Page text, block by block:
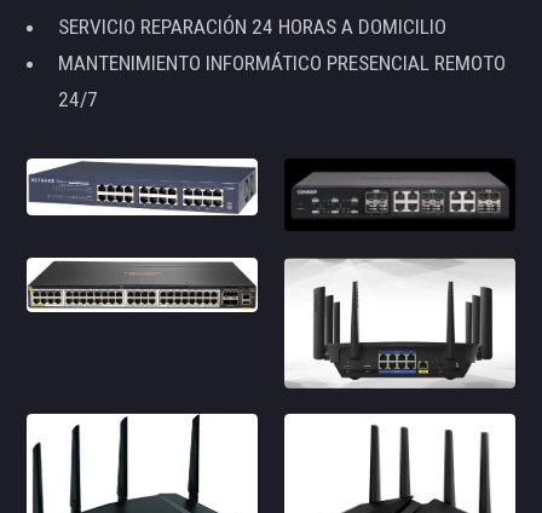
SERVICIO REPARACIÓN 24 HORAS A DOMICILIO
MANTENIMIENTO INFORMÁTICO PRESENCIAL REMOTO
24/7